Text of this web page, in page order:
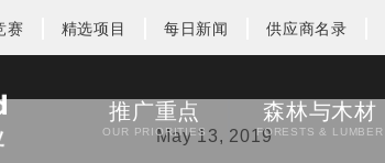
赛 精选项目 每日新闻 供应商名录
推广重点
OUR PRIORITIES
森林与木材
FORESTS & LUMBER
May 13, 2019